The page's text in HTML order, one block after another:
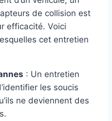
de collision est
efficacité. Voici
cet entretien
: Un entretien
les soucis
ne deviennent des